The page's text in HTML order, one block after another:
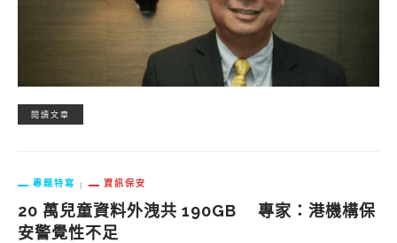
閱讀文章
專題特寫 資訊保安
20 萬兒童資料外洩共 190GB 專家：港機構保
安警覺性不足